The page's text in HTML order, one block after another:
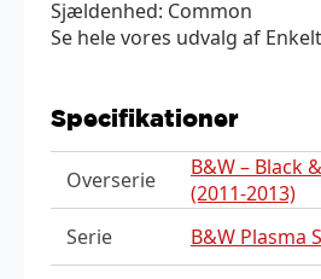
Sjældenhed: Common
Se hele vores udvalg af
Specifikationer
Overserie
B&W – Black
(2011-2013)
Serie
B&W Plasma